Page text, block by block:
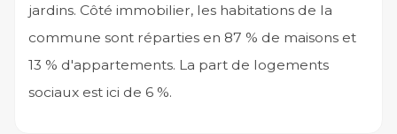
jardins. Côté immobilier, les habitations de la
commune sont réparties en 87 % de maisons et
13 % d'appartements. La part de logements
sociaux est ici de 6 %.